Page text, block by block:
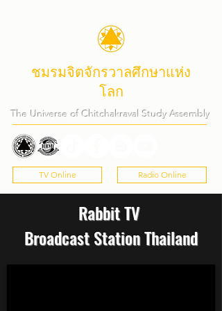
ชมรมจิตจักรวาลศึกษาแห่ง
โลก
The Universe of Chitchakraval Study Assembly
TV Online Radio Online
Rabbit TV
Broadcast Station Thailand